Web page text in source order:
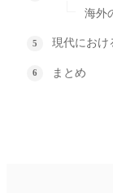
海外
現代におけ
まとめ